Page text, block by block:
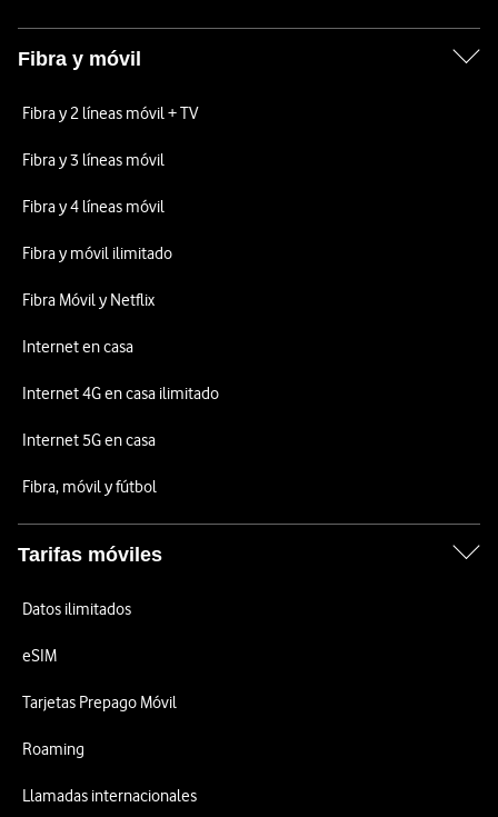
Fibra y móvil
Fibra y 2 líneas móvil + TV
Fibra y 3 líneas móvil
Fibra y 4 líneas móvil
Fibra y móvil ilimitado
Fibra Móvil y Netflix
Internet en casa
Internet 4G en casa ilimitado
Internet 5G en casa
Fibra, móvil y fútbol
Tarifas móviles
Datos ilimitados
eSIM
Tarjetas Prepago Móvil
Roaming
Llamadas internacionales